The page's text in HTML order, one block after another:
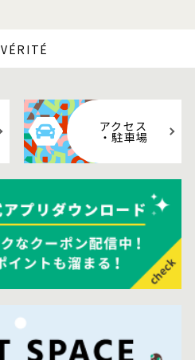
VÉRITÉ
アクセス
・駐車場